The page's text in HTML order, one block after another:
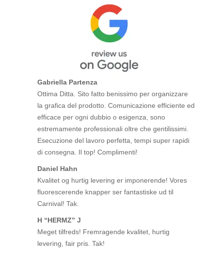
Gabriella Partenza
Ottima Ditta. Sito fatto benissimo per organizzare
la grafica del prodotto. Comunicazione efficiente ed
efficace per ogni dubbio o esigenza, sono
estremamente professionali oltre che gentilissimi.
Esecuzione del lavoro perfetta, tempi super rapidi
di consegna. Il top! Complimenti!
Daniel Hahn
Kvalitet og hurtig levering er imponerende! Vores
fluorescerende knapper ser fantastiske ud til
Carnival! Tak.
H “HERMZ” J
Meget tilfreds! Fremragende kvalitet, hurtig
levering, fair pris. Tak!